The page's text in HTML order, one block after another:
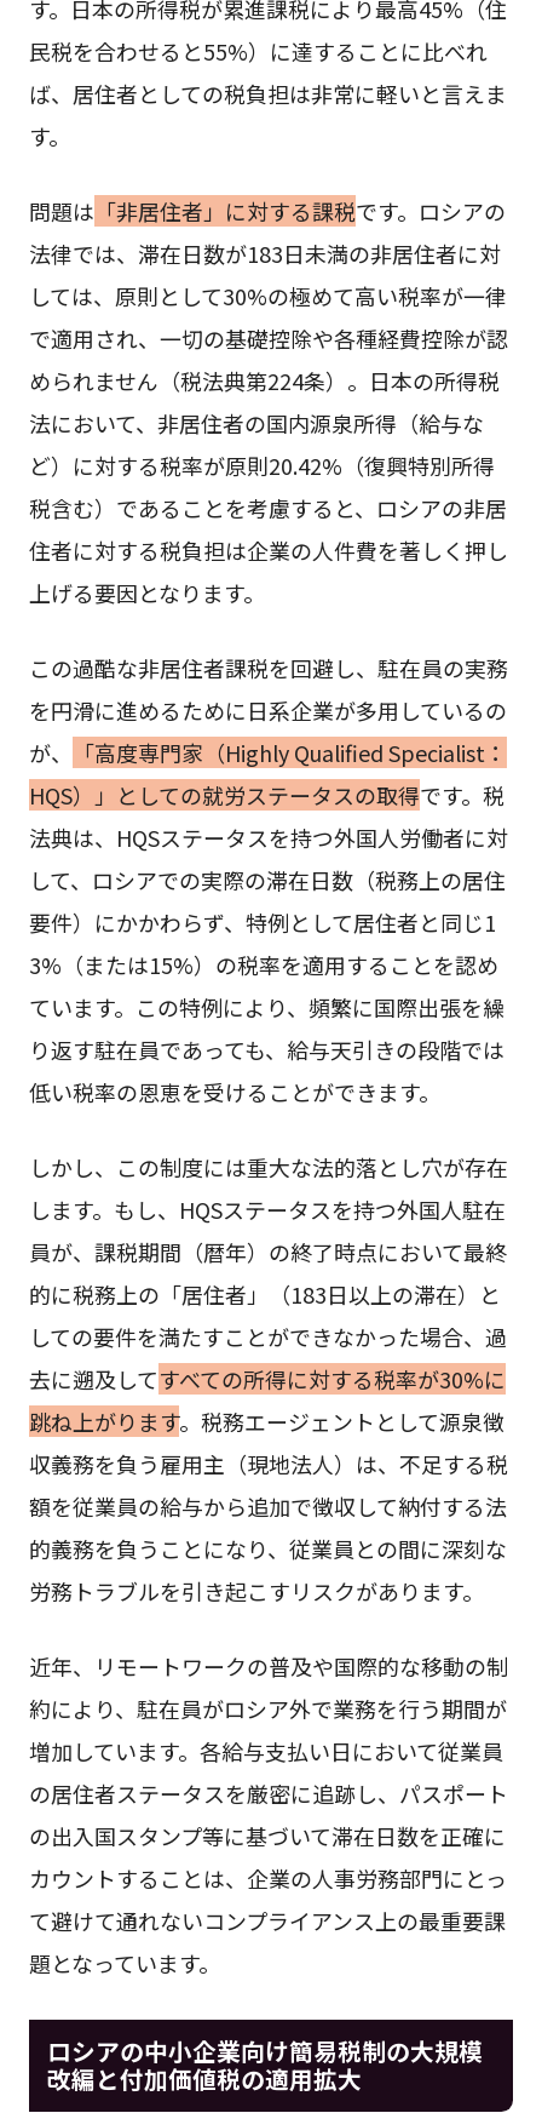
す。日本の所得税が累進課税により最高45%（住
民税を合わせると55%）に達することに比べれ
ば、居住者としての税負担は非常に軽いと言えま
す。
問題は 「非居住者」に対する課税です。ロシアの
法律では、滞在日数が183日未満の非居住者に対
しては、原則として30%の極めて高い税率が一律
で適用され、一切の基礎控除や各種経費控除が認
められません（税法典第224条）。日本の所得税
法において、非居住者の国内源泉所得（給与な
ど）に対する税率が原則20.42%（復興特別所得
税含む）であることを考慮すると、ロシアの非居
住者に対する税負担は企業の人件費を著しく押し
上げる要因となります。
この過酷な非居住者課税を回避し、駐在員の実務
を円滑に進めるために日系企業が多用しているの
が、
「高度専門家（Highly Qualified Specialist：
HQS）」としての就労ステータスの取得です。税
法典は、HQSステータスを持つ外国人労働者に対
して、ロシアでの実際の滞在日数（税務上の居住
要件）にかかわらず、特例として居住者と同じ1
3%（または15%）の税率を適用することを認め
ています。この特例により、頻繁に国際出張を繰
り返す駐在員であっても、給与天引きの段階では
低い税率の恩恵を受けることができます。
しかし、この制度には重大な法的落とし穴が存在
します。もし、HQSステータスを持つ外国人駐在
員が、課税期間（暦年）の終了時点において最終
的に税務上の「居住者」（183日以上の滞在）と
しての要件を満たすことができなかった場合、過
去に遡及してすべての所得に対する税率が30%に
跳ね上がります。税務エージェントとして源泉徴
収義務を負う雇用主（現地法人）は、不足する税
額を従業員の給与から追加で徴収して納付する法
的義務を負うことになり、従業員との間に深刻な
労務トラブルを引き起こすリスクがあります。
近年、リモートワークの普及や国際的な移動の制
約により、駐在員がロシア外で業務を行う期間が
増加しています。各給与支払い日において従業員
の居住者ステータスを厳密に追跡し、パスポート
の出入国スタンプ等に基づいて滞在日数を正確に
カウントすることは、企業の人事労務部門にとっ
て避けて通れないコンプライアンス上の最重要課
題となっています。
ロシアの中小企業向け簡易税制の大規模
改編と付加価値税の適用拡大